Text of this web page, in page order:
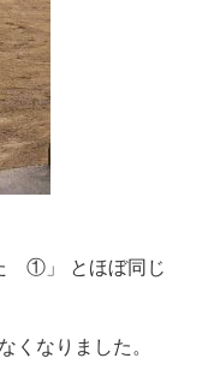
①」 とほぼ同じ
くなりました。